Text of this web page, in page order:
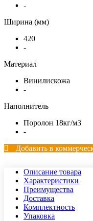
-
Ширина (мм)
420
-
Материал
Винилискожа
-
Наполнитель
Поролон 18кг/м3
-
Добавить в
Описание товара
Характеристики
Преимущества
Доставка
Комплектность
Упаковка